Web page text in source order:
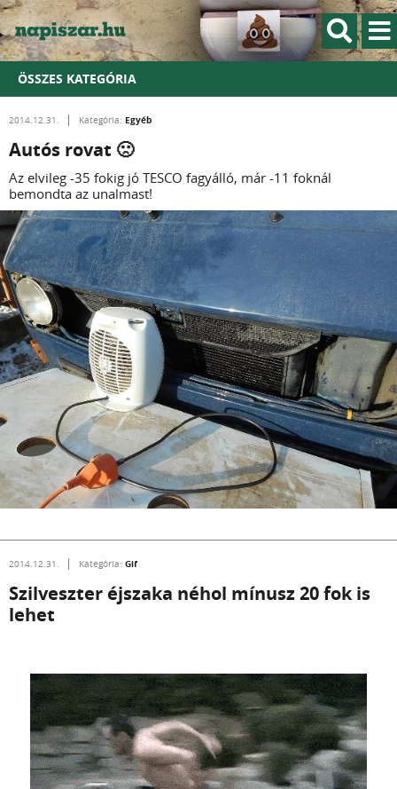
ÖSSZES KATEGÓRIA
2014.12.31. Kategória: Egyéb
Autós rovat 🙁
Az elvileg -35 fokig jó TESCO fagyálló, már -11 foknál
bemondta az unalmast!
2014.12.31. Kategória: Gif
Szilveszter éjszaka néhol mínusz 20 fok is
lehet